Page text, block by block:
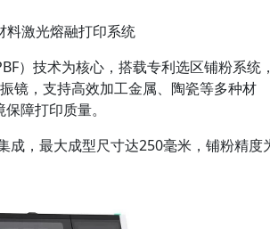
激光熔融打印系统
）技术为核心，搭载专利选区铺粉系统
镜，支持高效加工金属、陶瓷等多种材
障打印质量。
，最大成型尺寸达250毫米，铺粉精度